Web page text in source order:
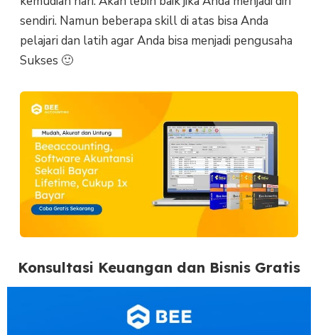
sendiri. Namun beberapa skill di atas bisa Anda
pelajari dan latih agar Anda bisa menjadi pengusaha
Sukses 🙂
Konsultasi Keuangan dan Bisnis Gratis